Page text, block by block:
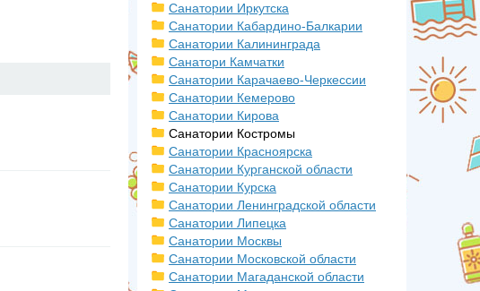
Санатории Иркутска
Санатории Кабардино-Балкарии
Санатории Калининграда
Санатори Камчатки
Санатории Карачаево-Черкессии
Санатории Кемерово
Санатории Кирова
Санатории Костромы
Санатории Красноярска
Санатории Курганской области
Санатории Курска
Санатории Ленинградской области
Санатории Липецка
Санатории Москвы
Санатории Московской области
Санатории Магаданской области